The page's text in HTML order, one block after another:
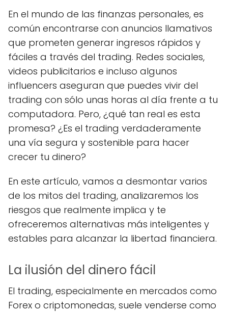
En el mundo de las finanzas personales, es
común encontrarse con anuncios llamativos
que prometen generar ingresos rápidos y
fáciles a través del trading. Redes sociales,
videos publicitarios e incluso algunos
influencers aseguran que puedes vivir del
trading con sólo unas horas al día frente a tu
computadora. Pero, ¿qué tan real es esta
promesa? ¿Es el trading verdaderamente
una vía segura y sostenible para hacer
crecer tu dinero?
En este artículo, vamos a desmontar varios
de los mitos del trading, analizaremos los
riesgos que realmente implica y te
ofreceremos alternativas más inteligentes y
estables para alcanzar la libertad financiera.
La ilusión del dinero fácil
El trading, especialmente en mercados como
Forex o criptomonedas, suele venderse como